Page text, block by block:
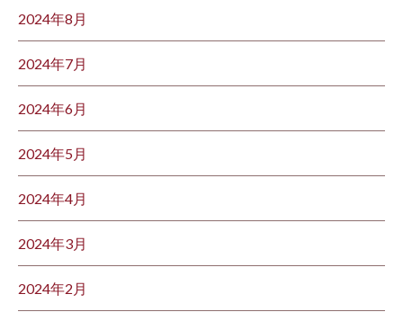
2024年8月
2024年7月
2024年6月
2024年5月
2024年4月
2024年3月
2024年2月